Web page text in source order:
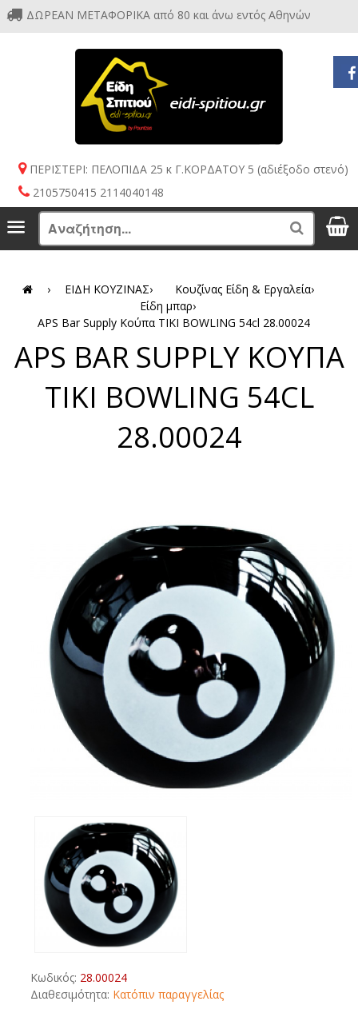
ΔΩΡΕΑΝ ΜΕΤΑΦΟΡΙΚΑ από 80 και άνω εντός Αθηνών
ΠΕΡΙΣΤΕΡΙ: ΠΕΛΟΠΙΔΑ 25 κ Γ.ΚΟΡΔΑΤΟΥ 5 (αδιέξοδο στενό)
2105750415 2114040148
Menu Search
› ΕΙΔΗ ΚΟΥΖΙΝΑΣ› Κουζίνας Είδη & Εργαλεία›
Είδη μπαρ›
APS Bar Supply Κούπα TIKI BOWLING 54cl 28.00024
APS BAR SUPPLY ΚΟΥΠΑ
TIKI BOWLING 54CL
28.00024
Κωδικός: 28.00024
Διαθεσιμότητα: Κατόπιν παραγγελίας